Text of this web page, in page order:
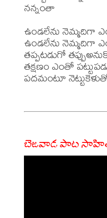
నన్నంతా
ఉండలేను నెమ్మదిగా
ఉండలేను నెమ్మదిగా
తప్పటడుగో
తక్షణం ఎంతో
పదమంటూ
బెజవాడ పాట